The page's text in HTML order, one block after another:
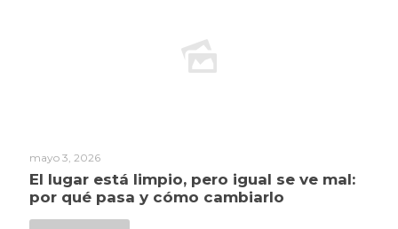
mayo 3, 2026
El lugar está limpio, pero igual se ve mal:
por qué pasa y cómo cambiarlo